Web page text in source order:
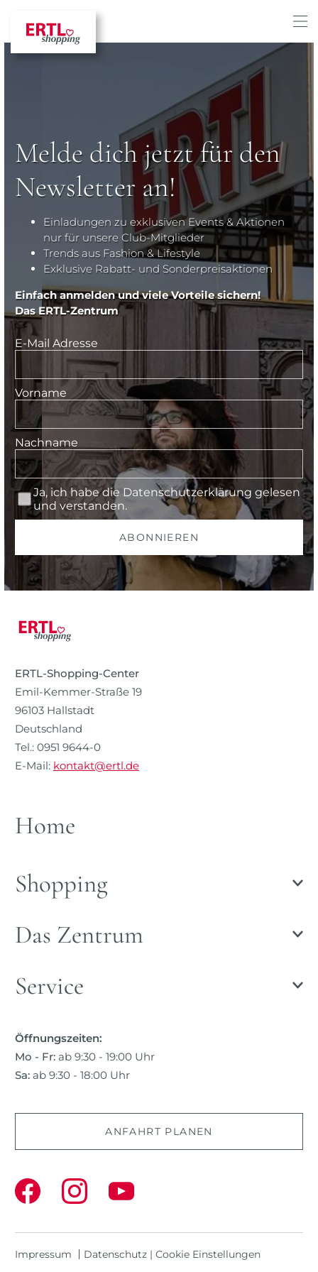
Melde dich jetzt für den
Newsletter an!
Einladungen zu exklusiven Events & Aktionen
nur für unsere Club-Mitglieder
Trends aus Fashion & Lifestyle
Exklusive Rabatt- und Sonderpreisaktionen
Einfach anmelden und viele Vorteile sichern!
Das ERTL-Zentrum
E-Mail Adresse
Vorname
Nachname
Ja, ich habe die Datenschutzerklärung gelesen
und verstanden.
ABONNIEREN
ERTL-Shopping-Center
Emil-Kemmer-Straße 19
96103 Hallstadt
Deutschland
Tel.: 0951 9644-0
E-Mail: kontakt@ertl.de
Home
Shopping
Das Zentrum
Service
Öffnungszeiten:
Mo - Fr: ab 9:30 - 19:00 Uhr
Sa: ab 9:30 - 18:00 Uhr
ANFAHRT PLANEN
Impressum Datenschutz | Cookie Einstellungen